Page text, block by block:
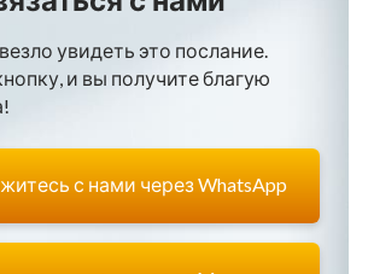
увидеть это послание.
и вы получите благую
с нами через WhatsApp